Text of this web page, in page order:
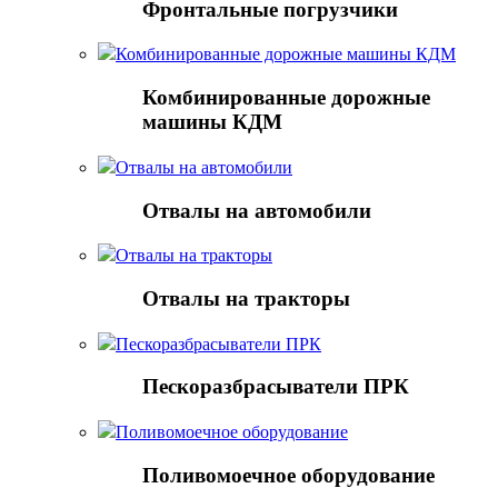
Фронтальные погрузчики
Комбинированные дорожные машины КДМ
Комбинированные дорожные
машины КДМ
Отвалы на автомобили
Отвалы на автомобили
Отвалы на тракторы
Отвалы на тракторы
Пескоразбрасыватели ПРК
Пескоразбрасыватели ПРК
Поливомоечное оборудование
Поливомоечное оборудование